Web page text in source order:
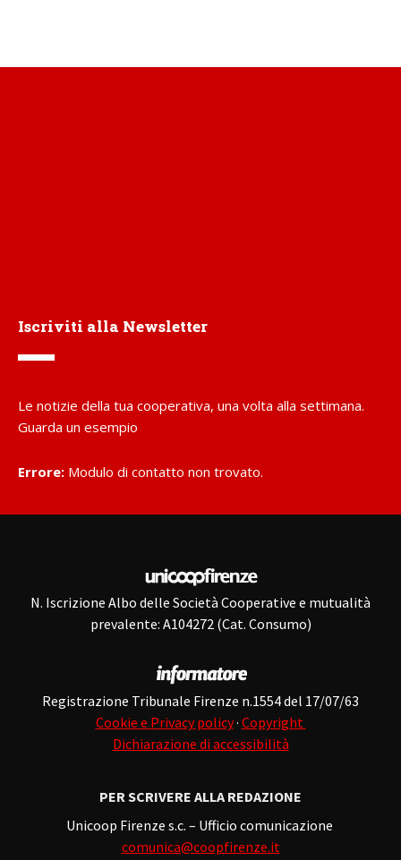
Iscriviti alla Newsletter
Le notizie della tua cooperativa, una volta alla settimana.
Guarda un esempio
Errore: Modulo di contatto non trovato.
N. Iscrizione Albo delle Società Cooperative e mutualità
prevalente: A104272 (Cat. Consumo)
Registrazione Tribunale Firenze n.1554 del 17/07/63
Cookie e Privacy policy· Copyright
Dichiarazione di accessibilità
PER SCRIVERE ALLA REDAZIONE
Unicoop Firenze s.c. – Ufficio comunicazione
comunica@coopfirenze.it